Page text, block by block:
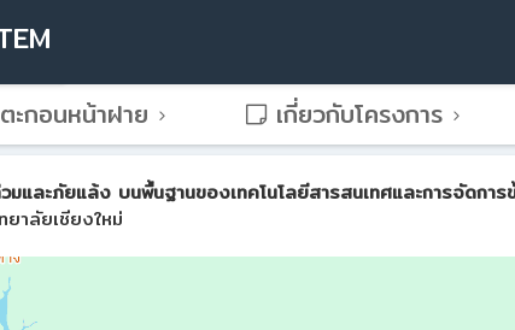
ะกอนหน้าฝาย เกี่ยวกับโครงการ
และภัยแล้ง บนพื้นฐานของเทคโนโลยีสารสนเทศและการจัดกา
าลัยเชียงใหม่